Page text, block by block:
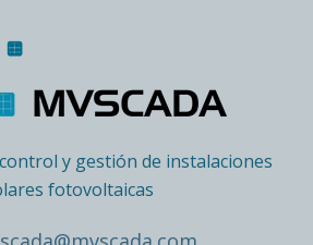
y gestión de instalaciones
fotovoltaicas